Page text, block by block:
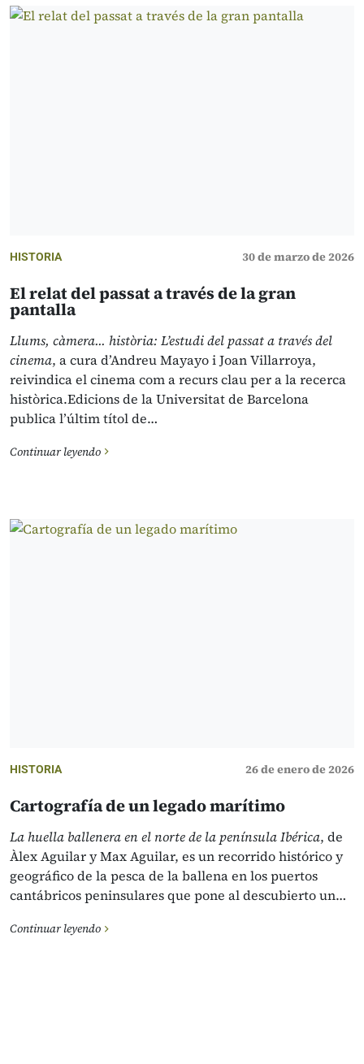
HISTORIA 30 de marzo de 2026
El relat del passat a través de la gran
pantalla
Llums, càmera... història: L’estudi del passat a través del
cinema, a cura d’Andreu Mayayo i Joan Villarroya,
reivindica el cinema com a recurs clau per a la recerca
històrica.Edicions de la Universitat de Barcelona
publica l’últim títol de…
Continuar leyendo
HISTORIA 26 de enero de 2026
Cartografía de un legado marítimo
La huella ballenera en el norte de la península Ibérica, de
Àlex Aguilar y Max Aguilar, es un recorrido histórico y
geográfico de la pesca de la ballena en los puertos
cantábricos peninsulares que pone al descubierto un…
Continuar leyendo